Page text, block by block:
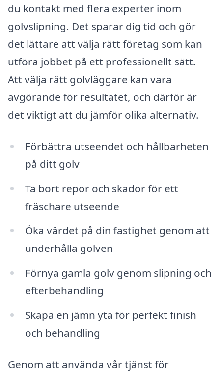
du kontakt med flera experter inom
golvslipning. Det sparar dig tid och gör
det lättare att välja rätt företag som kan
utföra jobbet på ett professionellt sätt.
Att välja rätt golvläggare kan vara
avgörande för resultatet, och därför är
det viktigt att du jämför olika alternativ.
Förbättra utseendet och hållbarheten
på ditt golv
Ta bort repor och skador för ett
fräschare utseende
Öka värdet på din fastighet genom att
underhålla golven
Förnya gamla golv genom slipning och
efterbehandling
Skapa en jämn yta för perfekt finish
och behandling
Genom att använda vår tjänst för